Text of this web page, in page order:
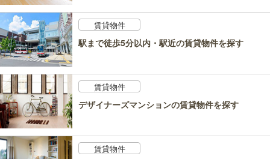
賃貸物件
駅まで徒歩5分以内・駅近の賃貸物件を探す
賃貸物件
デザイナーズマンションの賃貸物件を探す
賃貸物件